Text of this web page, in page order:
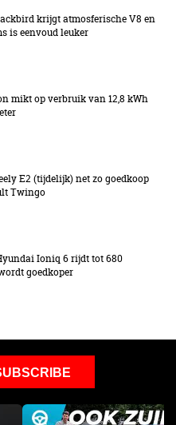
krijgt atmosferische V8 en
is eenvoud leuker
mikt op verbruik van 12,8 kWh
E2 (tijdelijk) net zo goedkoop
Twingo
Ioniq 6 rijdt tot 680
goedkoper